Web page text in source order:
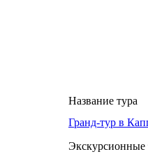
Название тура
Гранд-тур в